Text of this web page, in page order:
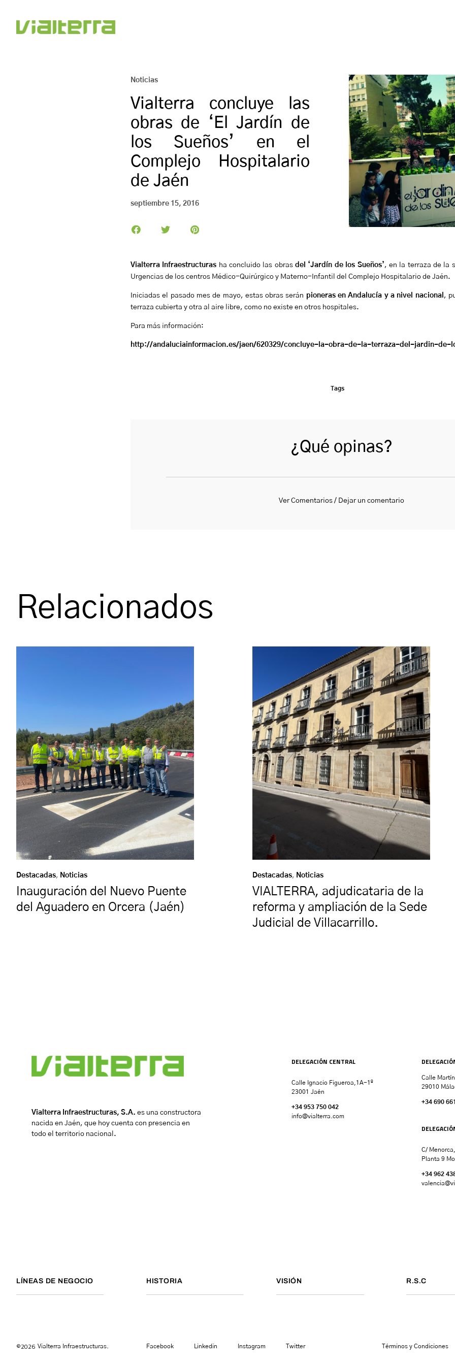
Noticias
Vialterra concluye las
obras de ‘El Jardín de
los Sueños’ en el
Complejo Hospitalario
de Jaén
septiembre 15, 2016
Vialterra Infraestructuras ha concluido las obrasdel ‘Jardín de los Sueños’, en la terraza de la
Urgencias de los centros Médico-Quirúrgico y Materno-Infantil del Complejo Hospitalario de Jaén.
Iniciadas el pasado mes de mayo, estas obras serán pioneras en Andalucía y a nivel nacional ,
terraza cubierta y otra al aire libre, como no existe en otros hospitales.
Para más información:
http://andaluciainformacion.es/jaen/620329/concluye-la-obra-de-la-terraza-del-jardin-de-
Tags
¿Qué opinas?
Ver Comentarios / Dejar un comentario
Relacionados
Destacadas, Noticias
Inauguración del Nuevo Puente
del Aguadero en Orcera (Jaén)
Destacadas, Noticias
VIALTERRA, adjudicataria de la
reforma y ampliación de la Sede
Judicial de Villacarrillo.
Vialterra Infraestructuras, S.A. es una constructora
nacida en Jaén, que hoy cuenta con presencia en
todo el territorio nacional.
DELEGACIÓN CENTRAL
Calle Ignacio Figueroa,1A-1º
23001 Jaén
+34 953 750 042
info@vialterra.com
Calle
29010
+34 690
C/
Planta 9
+34 962
valencia
LÍNEAS DE NEGOCIO HISTORIA VISIÓN R.S.C
©2026 Vialterra Infraestructuras. Facebook Linkedin Instagram Twitter Términos y Condiciones